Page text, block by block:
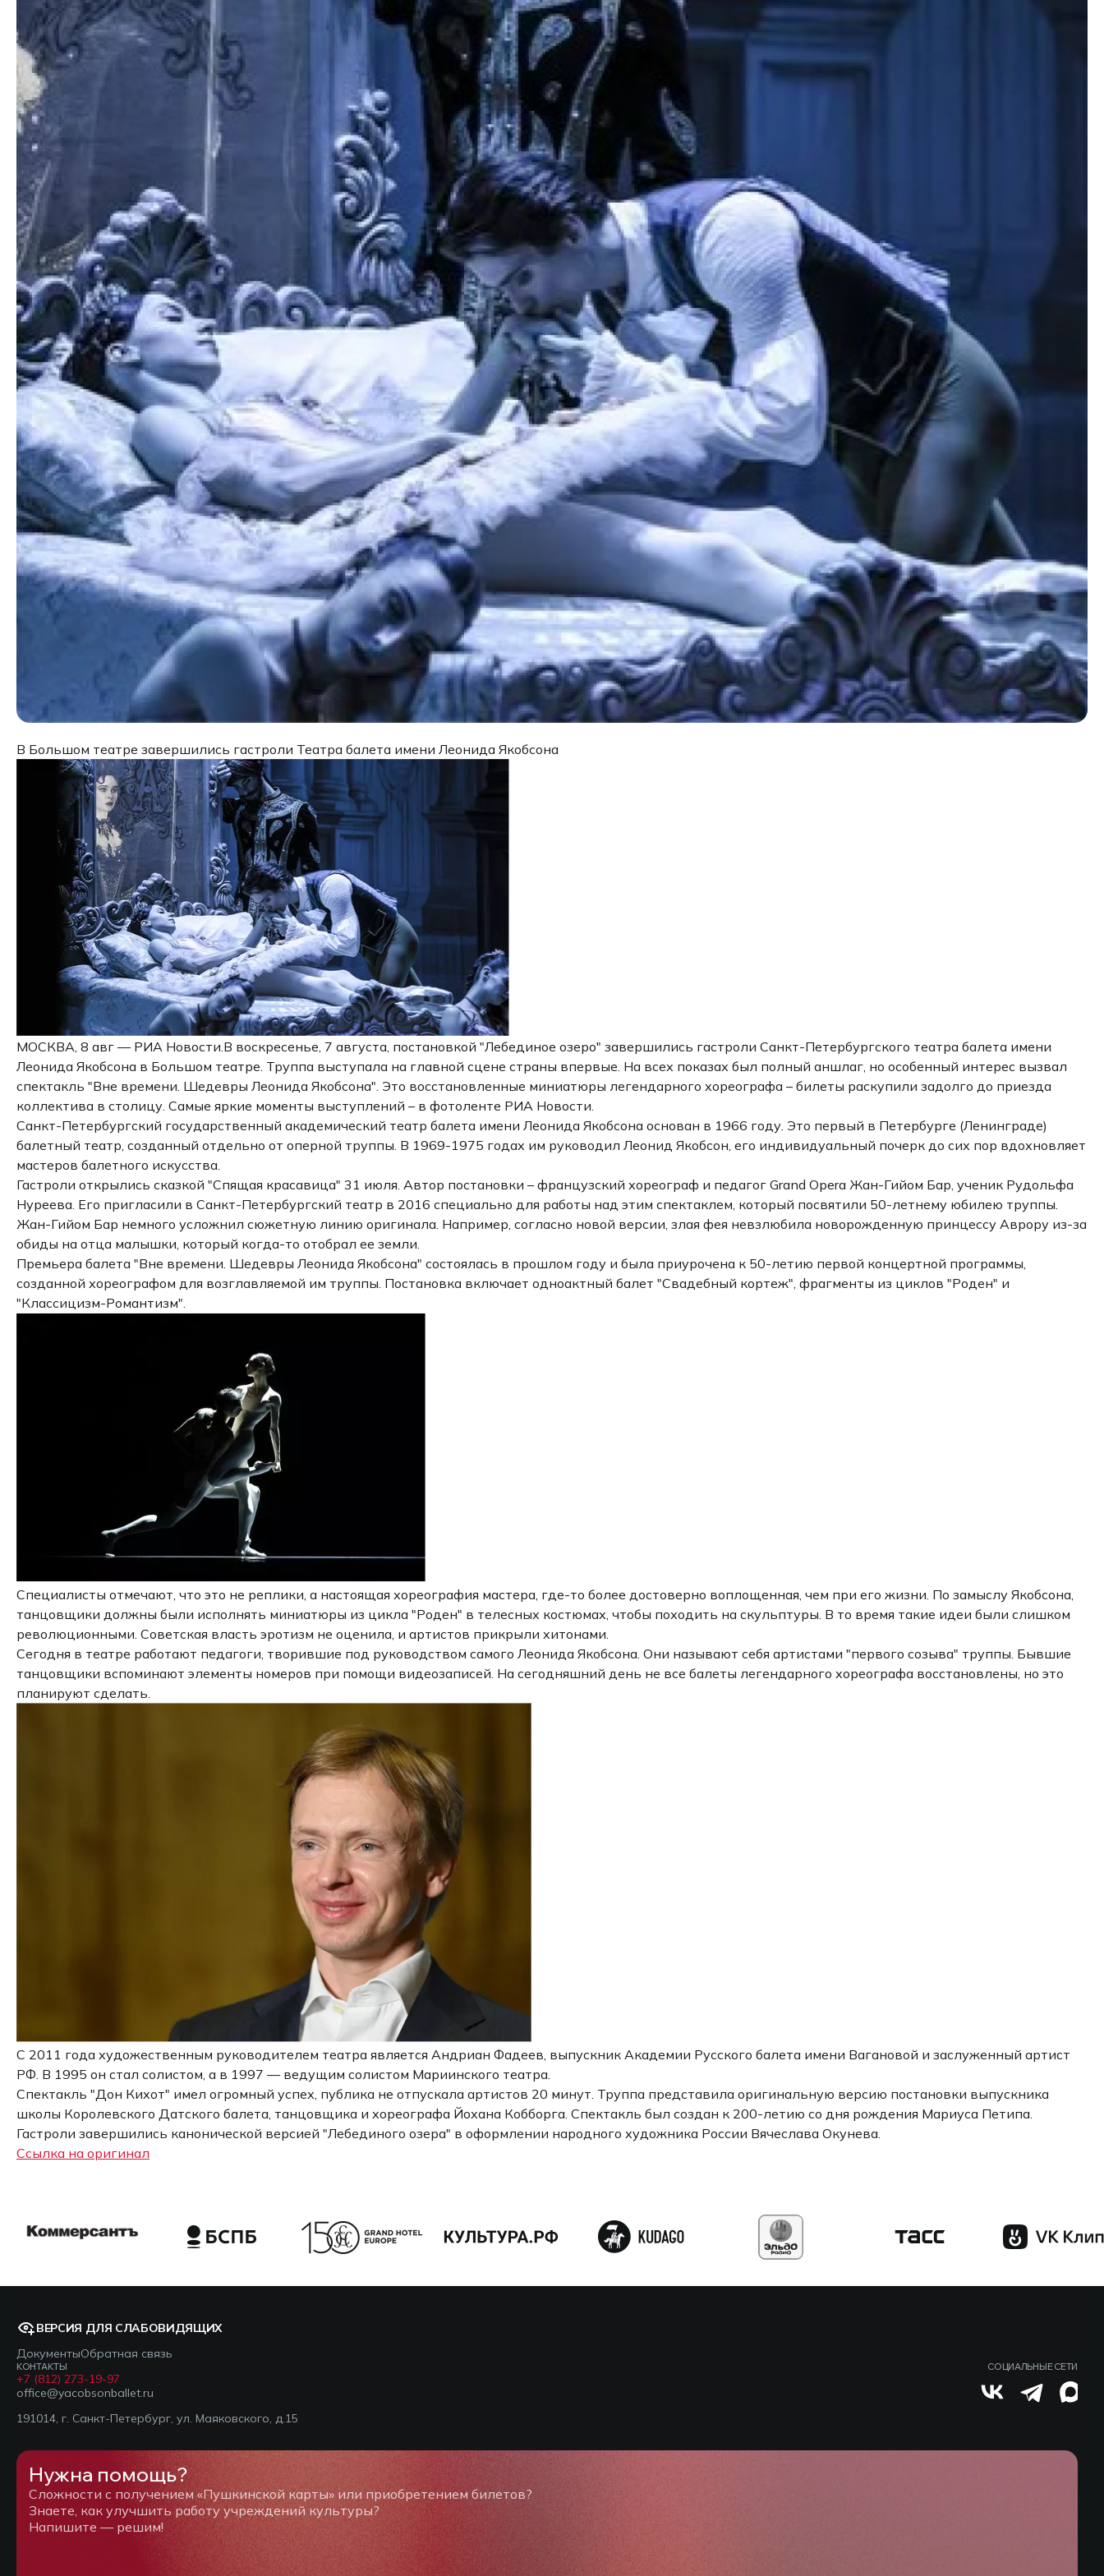
В Большом театре завершились гастроли Театра балета имени Леонида Якобсона
МОСКВА, 8 авг — РИА Новости.В воскресенье, 7 августа, постановкой "Лебединое озеро" завершились гастроли Санкт-Петербургского театра балета имени
Леонида Якобсона в Большом театре. Труппа выступала на главной сцене страны впервые. На всех показах был полный аншлаг, но особенный интерес вызвал
спектакль "Вне времени. Шедевры Леонида Якобсона". Это восстановленные миниатюры легендарного хореографа – билеты раскупили задолго до приезда
коллектива в столицу. Самые яркие моменты выступлений – в фотоленте РИА Новости.
Санкт-Петербургский государственный академический театр балета имени Леонида Якобсона основан в 1966 году. Это первый в Петербурге (Ленинграде)
балетный театр, созданный отдельно от оперной труппы. В 1969-1975 годах им руководил Леонид Якобсон, его индивидуальный почерк до сих пор вдохновляет
мастеров балетного искусства.
Гастроли открылись сказкой "Спящая красавица" 31 июля. Автор постановки – французский хореограф и педагог Grand Operа Жан-Гийом Бар, ученик Рудольфа
Нуреева. Его пригласили в Санкт-Петербургский театр в 2016 специально для работы над этим спектаклем, который посвятили 50-летнему юбилею труппы.
Жан-Гийом Бар немного усложнил сюжетную линию оригинала. Например, согласно новой версии, злая фея невзлюбила новорожденную принцессу Аврору из-за
обиды на отца малышки, который когда-то отобрал ее земли.
Премьера балета "Вне времени. Шедевры Леонида Якобсона" состоялась в прошлом году и была приурочена к 50-летию первой концертной программы,
созданной хореографом для возглавляемой им труппы. Постановка включает одноактный балет "Свадебный кортеж", фрагменты из циклов "Роден" и
"Классицизм-Романтизм".
Специалисты отмечают, что это не реплики, а настоящая хореография мастера, где-то более достоверно воплощенная, чем при его жизни. По замыслу Якобсона,
танцовщики должны были исполнять миниатюры из цикла "Роден" в телесных костюмах, чтобы походить на скульптуры. В то время такие идеи были слишком
революционными. Советская власть эротизм не оценила, и артистов прикрыли хитонами.
Сегодня в театре работают педагоги, творившие под руководством самого Леонида Якобсона. Они называют себя артистами "первого созыва" труппы. Бывшие
танцовщики вспоминают элементы номеров при помощи видеозаписей. На сегодняшний день не все балеты легендарного хореографа восстановлены, но это
планируют сделать.
С 2011 года художественным руководителем театра является Андриан Фадеев, выпускник Академии Русского балета имени Вагановой и заслуженный артист
РФ. В 1995 он стал солистом, а в 1997 — ведущим солистом Мариинского театра.
Спектакль "Дон Кихот" имел огромный успех, публика не отпускала артистов 20 минут. Труппа представила оригинальную версию постановки выпускника
школы Королевского Датского балета, танцовщика и хореографа Йохана Кобборга. Спектакль был создан к 200-летию со дня рождения Мариуса Петипа.
Гастроли завершились канонической версией "Лебединого озера" в оформлении народного художника России Вячеслава Окунева.
Ссылка на оригинал
ВЕРСИЯ ДЛЯ СЛАБОВИДЯЩИХ
ДокументыОбратная связь
КОНТАКТЫ
+7 (812) 273-19-97
office@yacobsonballet.ru
СОЦИАЛЬНЫЕ СЕТИ
191014, г. Санкт-Петербург, ул. Маяковского, д.15
Нужна помощь?
Сложности с получением «Пушкинской карты» или приобретением билетов?
Знаете, как улучшить работу учреждений культуры?
Напишите — решим!